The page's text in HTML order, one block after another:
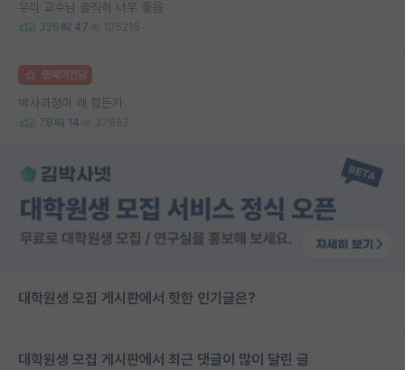
우리 교수님 솔직히 너무 좋음
326 47 105215
명예의전당
박사과정이 왜 힘든가
78 14 37852
대학원생 모집 게시판에서 핫한 인기글은?
대학원생 모집 게시판에서 최근 댓글이 많이 달린 글